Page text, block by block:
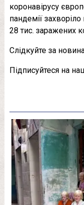
коронавірусу
пандемії
28 тис. заражених
Слідкуйте за
Підписуйтеся на